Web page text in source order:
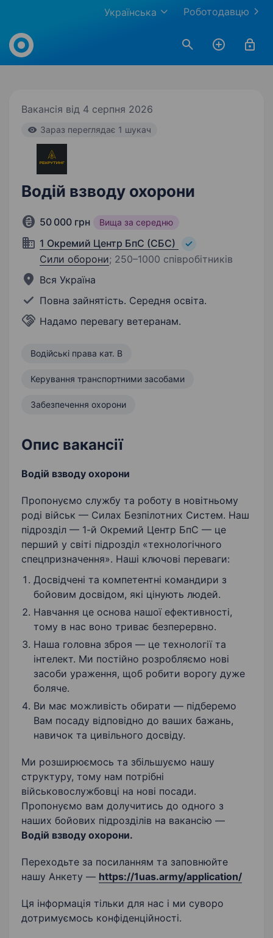
Роботодавцю
Українська
Work.ua
Вакансія від 4 серпня 2026
Зараз переглядає 1 шукач
Водій взводу охорони
50 000 грн Вища за середню
1 Окремий Центр БпС (СБС)
Сили оборони; 250–1000 співробітників
Вся Україна
Повна зайнятість. Середня освіта.
Надамо перевагу ветеранам.
Водійські права кат. B
Керування транспортними засобами
Забезпечення охорони
Опис вакансії
Водій взводу охорони
Пропонуємо службу та роботу в новітньому
роді військ — Силах Безпілотних Систем. Наш
підрозділ — 1-й Окремий Центр БпС — це
перший у світі підрозділ «технологічного
спецпризначення». Наші ключові переваги:
Досвідчені та компетентні командири з
бойовим досвідом, які цінують людей.
Навчання це основа нашої ефективності,
тому в нас воно триває безперервно.
Наша головна зброя — це технології та
інтелект. Ми постійно розробляємо нові
засоби ураження, щоб робити ворогу дуже
боляче.
Ви має можливість обирати — підберемо
Вам посаду відповідно до ваших бажань,
навичок та цивільного досвіду.
Ми розширюємось та збільшуємо нашу
структуру, тому нам потрібні
військовослужбовці на нові посади.
Пропонуємо вам долучитись до одного з
наших бойових підрозділів на вакансію —
Водій взводу охорони.
Переходьте за посиланням та заповнюйте
нашу Анкету — https://1uas.army/application/
Ця інформація тільки для нас і ми суворо
дотримуємось конфіденційності.